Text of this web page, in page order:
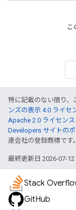
こ
特に記載のない限り、
ンズの表示 4.0 ライセ
Apache 2.0 ライセンス
Developers サイトの
連会社の登録商標です。
最終更新日 2026-07-12
Stack
GitHub